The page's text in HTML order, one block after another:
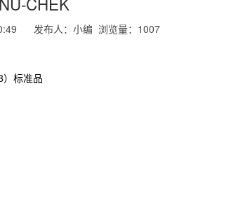
发布人：小编 浏览量： 1007
）标准品